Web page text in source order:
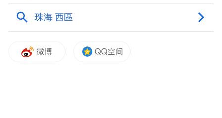
群众养老、人居环境、产业发展等急难愁
盼；三是立足镇村本职，紧扣乡村振兴、基
实苦干，把盛会部署落到村庄发展、民生改